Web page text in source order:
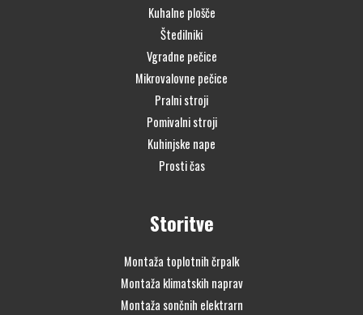
Kuhalne plošče
Štedilniki
Vgradne pečice
Mikrovalovne pečice
Pralni stroji
Pomivalni stroji
Kuhinjske nape
Prosti čas
Storitve
Montaža toplotnih črpalk
Montaža klimatskih naprav
Montaža sončnih elektrarn